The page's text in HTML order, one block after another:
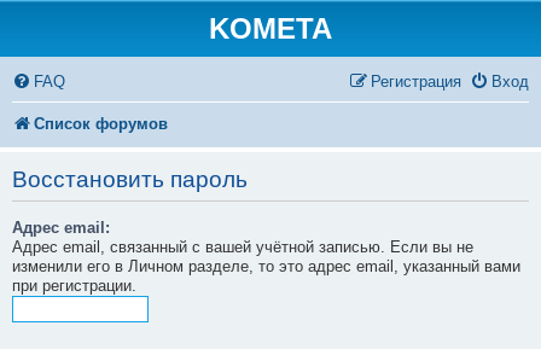
KOMETA
FAQ Вход
Регистрация
Список форумов
Восстановить пароль
Адрес email:
Адрес email, связанный с вашей учётной записью. Если вы не
изменили его в Личном разделе, то это адрес email, указанный вами
при регистрации.